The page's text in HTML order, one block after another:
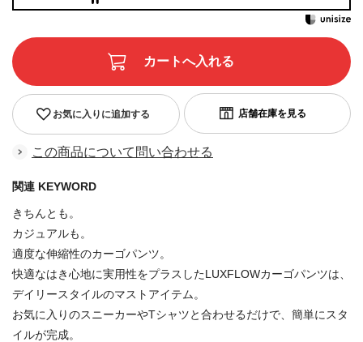
お気に入りに追加する
この商品について問い合わせる
関連 KEYWORD
きちんとも。
カジュアルも。
適度な伸縮性のカーゴパンツ。
快適なはき心地に実用性をプラスしたLUXFLOWカーゴパンツは、
デイリースタイルのマストアイテム。
お気に入りのスニーカーやTシャツと合わせるだけで、簡単にスタ
イルが完成。